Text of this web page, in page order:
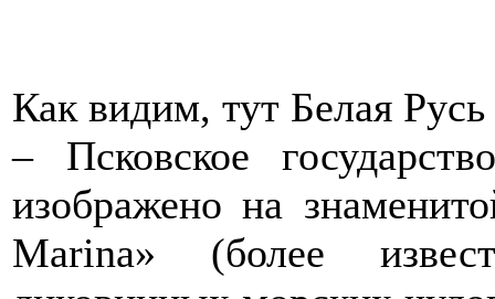
Как видим, тут Белая
– Псковское
изображено на
Marina» (более